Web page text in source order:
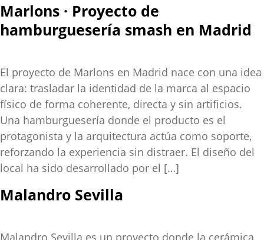
Marlons · Proyecto de
hamburguesería smash en Madrid
El proyecto de Marlons en Madrid nace con una idea
clara: trasladar la identidad de la marca al espacio
físico de forma coherente, directa y sin artificios.
Una hamburguesería donde el producto es el
protagonista y la arquitectura actúa como soporte,
reforzando la experiencia sin distraer. El diseño del
local ha sido desarrollado por el […]
Malandro Sevilla
Malandro Sevilla es un proyecto donde la cerámica